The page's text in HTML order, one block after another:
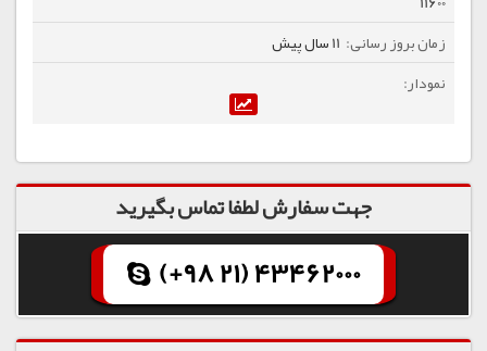
11 سال پیش
جهت سفارش لطفا تماس بگیرید
(+98 21) 43462000